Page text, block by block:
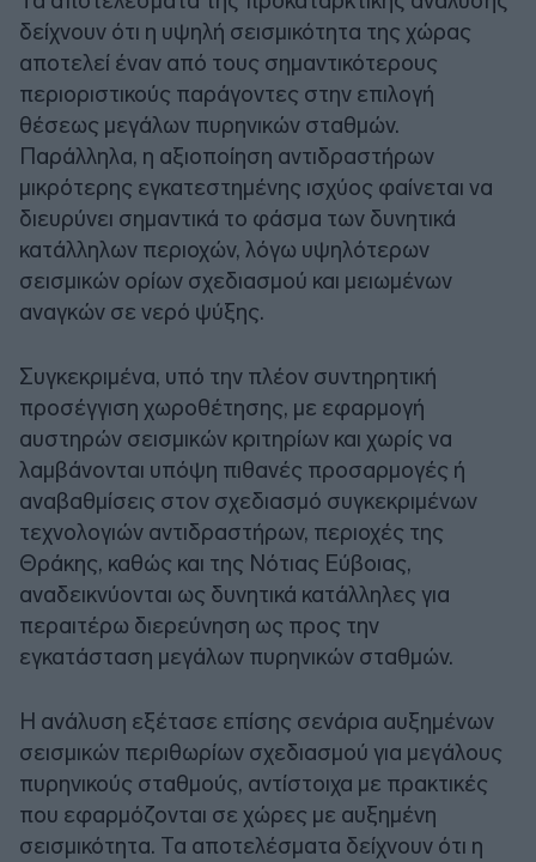
δείχνουν ότι η υψηλή σεισμικότητα της χώρας
αποτελεί έναν από τους σημαντικότερους
περιοριστικούς παράγοντες στην επιλογή
θέσεως μεγάλων πυρηνικών σταθμών.
Παράλληλα, η αξιοποίηση αντιδραστήρων
μικρότερης εγκατεστημένης ισχύος φαίνεται να
διευρύνει σημαντικά το φάσμα των δυνητικά
κατάλληλων περιοχών, λόγω υψηλότερων
σεισμικών ορίων σχεδιασμού και μειωμένων
αναγκών σε νερό ψύξης.
Συγκεκριμένα, υπό την πλέον συντηρητική
προσέγγιση χωροθέτησης, με εφαρμογή
αυστηρών σεισμικών κριτηρίων και χωρίς να
λαμβάνονται υπόψη πιθανές προσαρμογές ή
αναβαθμίσεις στον σχεδιασμό συγκεκριμένων
τεχνολογιών αντιδραστήρων, περιοχές της
Θράκης, καθώς και της Νότιας Εύβοιας,
αναδεικνύονται ως δυνητικά κατάλληλες για
περαιτέρω διερεύνηση ως προς την
εγκατάσταση μεγάλων πυρηνικών σταθμών.
Η ανάλυση εξέτασε επίσης σενάρια αυξημένων
σεισμικών περιθωρίων σχεδιασμού για μεγάλους
πυρηνικούς σταθμούς, αντίστοιχα με πρακτικές
που εφαρμόζονται σε χώρες με αυξημένη
σεισμικότητα. Τα αποτελέσματα δείχνουν ότι η